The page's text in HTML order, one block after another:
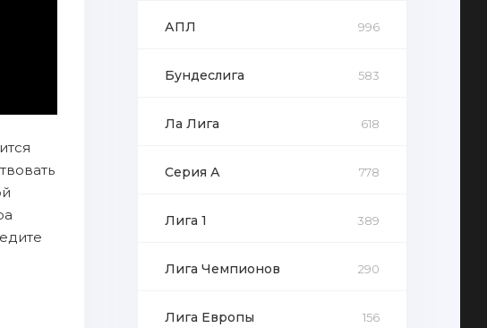
АПЛ 996
Бундеслига 583
Ла Лига 618
Серия А 778
Лига 1 389
Лига Чемпионов 290
Лига Европы 156